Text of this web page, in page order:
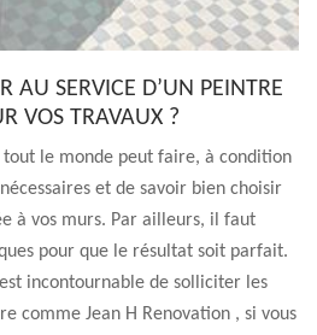
AU SERVICE D’UN PEINTRE
VOS TRAVAUX ?
tout le monde peut faire, à condition
et de savoir bien choisir
à vos murs. Par ailleurs, il faut
pour que le résultat soit parfait.
incontournable de solliciter les
comme Jean H Renovation , si vous